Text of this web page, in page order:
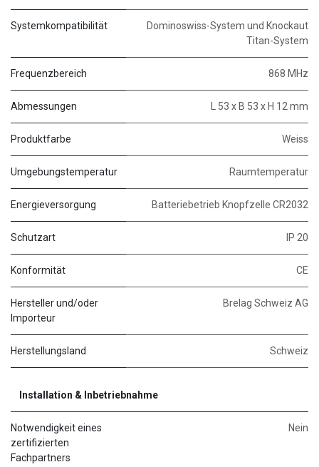
Systemkompatibilität
Dominoswiss-System und Knockaut
Titan-System
Frequenzbereich 868 MHz
Abmessungen L 53 x B 53 x H 12 mm
Produktfarbe Weiss
Umgebungstemperatur Raumtemperatur
Energieversorgung Batteriebetrieb Knopfzelle CR2032
Schutzart IP 20
Konformität CE
Hersteller und/oder
Importeur
Brelag Schweiz AG
Herstellungsland Schweiz
Installation & Inbetriebnahme
Notwendigkeit eines
zertifizierten
Fachpartners
Nein